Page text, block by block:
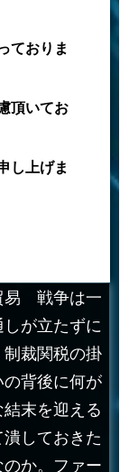
ておりま
頂いてお
し上げま
易 戦争は一
が立たずに
裁関税の掛
背後に何が
末を迎える
しておきた
か。ファー